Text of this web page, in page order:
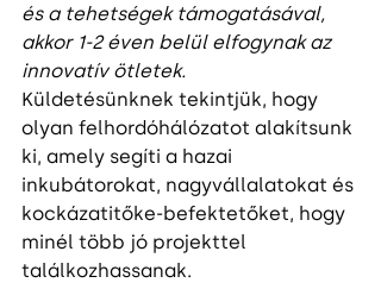
és a tehetségek támogatásával,
akkor 1-2 éven belül elfogynak az
innovatív ötletek.
Küldetésünknek tekintjük, hogy
olyan felhordóhálózatot alakítsunk
ki, amely segíti a hazai
inkubátorokat, nagyvállalatokat és
kockázatitőke-befektetőket, hogy
minél több jó projekttel
találkozhassanak.